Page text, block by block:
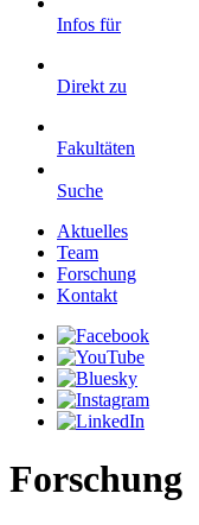
Infos für
Direkt zu
Fakultäten
Suche
Aktuelles
Team
Forschung
Kontakt
Forschung